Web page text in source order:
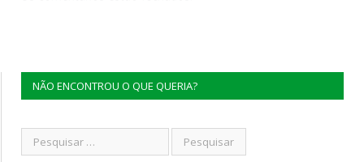
NÃO ENCONTROU O QUE QUERIA?